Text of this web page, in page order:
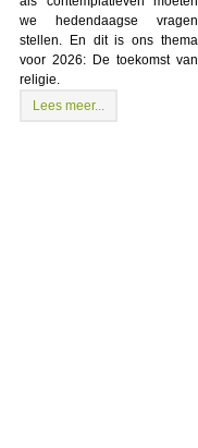
we hedendaagse vragen
stellen. En dit is ons thema
voor 2026: De toekomst van
religie.
Lees meer...